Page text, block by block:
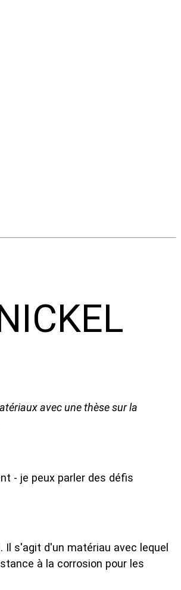
avec une thèse sur la
- je peux parler des défis
Il s'agit d'un matériau avec lequel
à la corrosion pour les